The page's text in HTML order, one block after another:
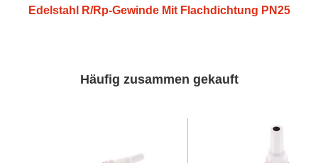
Edelstahl R/Rp-Gewinde Mit Flachdichtung PN25
Häufig zusammen gekauft